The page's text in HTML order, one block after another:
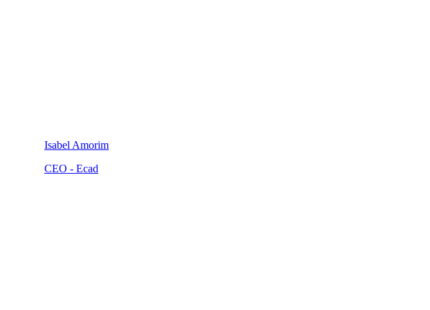
Isabel Amorim
CEO - Ecad